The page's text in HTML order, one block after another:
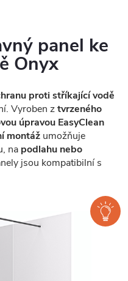
panel ke
Onyx
proti stříkající vodě
Vyroben ztvrzeného
úpravou EasyClean
montáž umožňuje
na podlahu nebo
jsou kompatibilní s